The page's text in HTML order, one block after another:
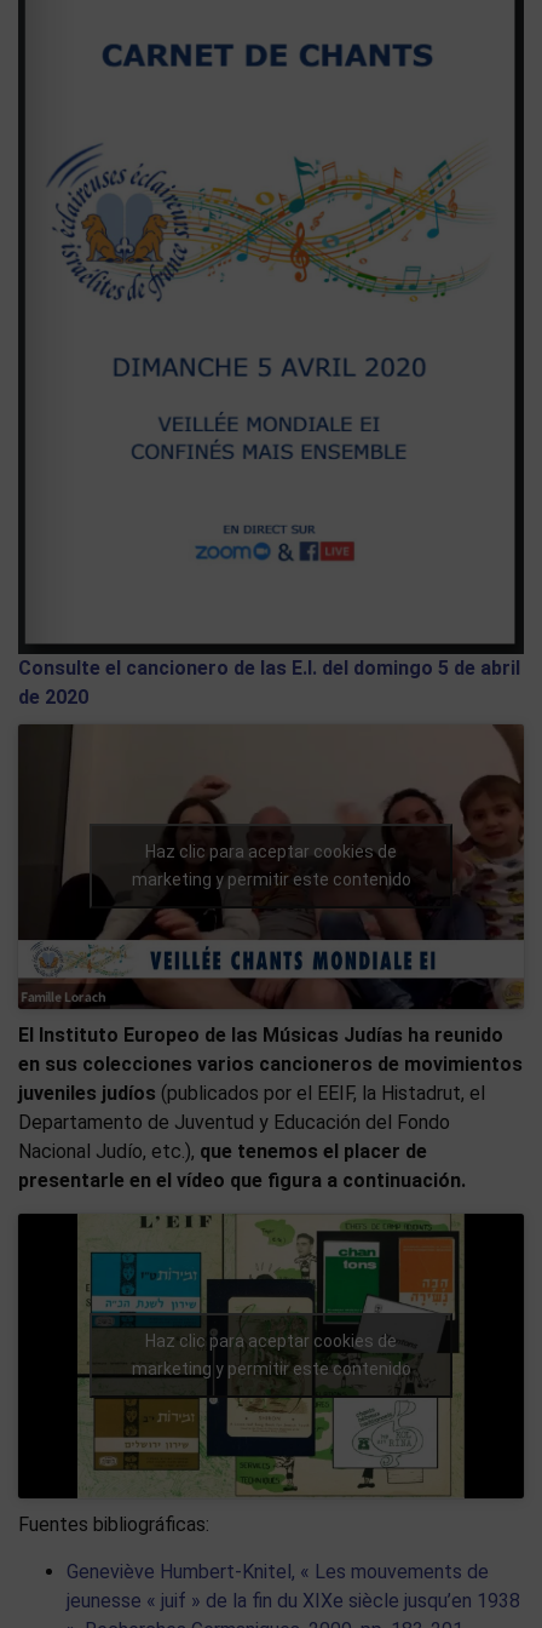
Consulte el cancionero de las E.I. del domingo 5 de abril
de 2020
Haz clic para aceptar cookies de
marketing y permitir este contenido
El Instituto Europeo de las Músicas Judías ha reunido
en sus colecciones varios cancioneros de movimientos
juveniles judíos (publicados por el EEIF, la Histadrut, el
Departamento de Juventud y Educación del Fondo
Nacional Judío, etc.), que tenemos el placer de
presentarle en el vídeo que figura a continuación.
Haz clic para aceptar cookies de
marketing y permitir este contenido
Fuentes bibliográficas:
Geneviève Humbert-Knitel, « Les mouvements de
jeunesse « juif » de la fin du XIXe siècle jusqu’en 1938